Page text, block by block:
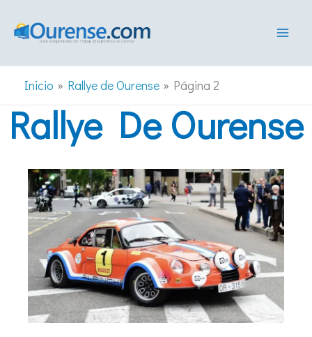
Inicio Rallye de Ourense Página 2
Rallye De Ourense